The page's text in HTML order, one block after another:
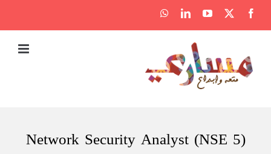
to
content
Facebook
X
YouTube
LinkedIn
WhatsApp
Network Security Analyst (NSE 5)